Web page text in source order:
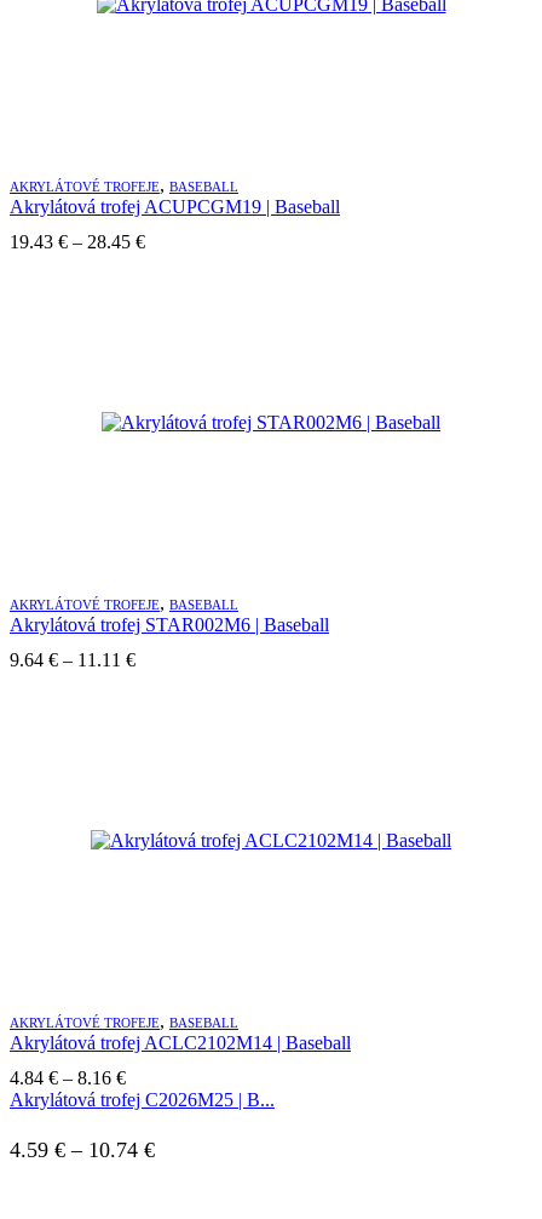
AKRYLÁTOVÉ TROFEJE, BASEBALL
Akrylátová trofej ACUPCGM19 | Baseball
19.43 € – 28.45 €Price
AKRYLÁTOVÉ TROFEJE, BASEBALL
Akrylátová trofej STAR002M6 | Baseball
9.64 € – 11.11 €Price
AKRYLÁTOVÉ TROFEJE, BASEBALL
Akrylátová trofej ACLC2102M14 | Baseball
4.84 € – 8.16 €Price
range:
through
8.16 €
Akrylátová trofej C2026M25 | B...
4.59 € – 10.74 €Price